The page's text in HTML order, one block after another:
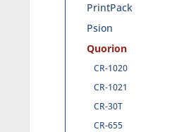
PrintPack
Psion
Quorion
CR-1020
CR-1021
CR-30T
CR-655